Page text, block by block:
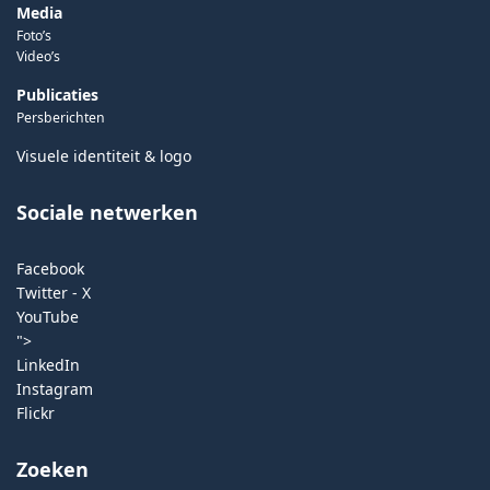
Media
Foto’s
Video’s
Publicaties
Persberichten
Visuele identiteit & logo
Sociale netwerken
Facebook
Twitter - X
YouTube
">
LinkedIn
Instagram
Flickr
Zoeken